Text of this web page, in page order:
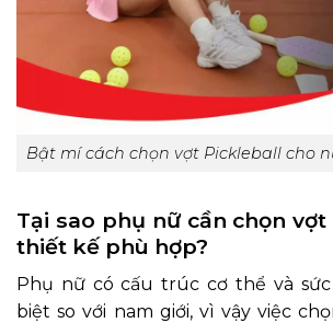
Bật mí cách chọn vợt Pickleball cho
Tại sao phụ nữ cần chọn
thiết kế phù hợp?
Phụ nữ có cấu trúc cơ thể và
biệt so với nam giới, vì vậy việc